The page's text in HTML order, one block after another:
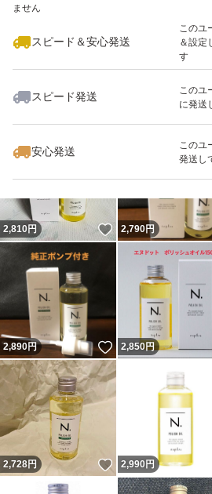
ません
スピード＆安心発送
このユ
＆設定
す
スピード発送
このユ
に発送
安心発送
このユ
発送し
2,810円 いいね！
2,790円
2,890円 いいね！
2,850円
2,728円 いいね！
2,990 円